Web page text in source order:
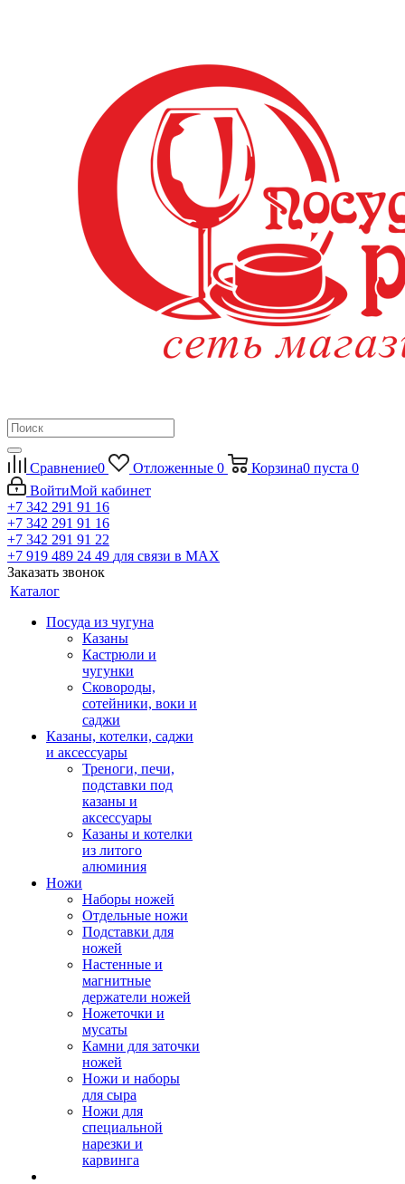
Сравнение0 Отложенные 0 Корзина0 пуста 0
ВойтиМой кабинет
+7 342 291 91 16
+7 342 291 91 16
+7 342 291 91 22
+7 919 489 24 49 для связи в МАХ
Заказать звонок
Каталог
Посуда из чугуна
Казаны
Кастрюли и
чугунки
Сковороды,
сотейники, воки и
саджи
Казаны, котелки, саджи
и аксессуары
Треноги, печи,
подставки под
казаны и
аксессуары
Казаны и котелки
из литого
алюминия
Ножи
Наборы ножей
Отдельные ножи
Подставки для
ножей
Настенные и
магнитные
держатели ножей
Ножеточки и
мусаты
Камни для заточки
ножей
Ножи и наборы
для сыра
Ножи для
специальной
нарезки и
карвинга